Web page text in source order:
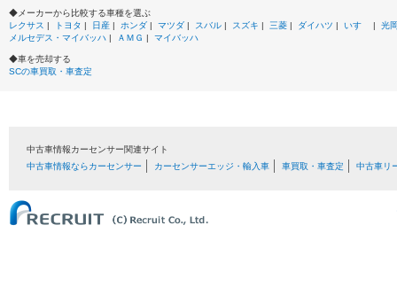
◆メーカーから比較する車種を選ぶ
レクサス | トヨタ | 日産 | ホンダ | マツダ | スバル | スズキ | 三菱 | ダイハツ | いすゞ |
光
メルセデス・マイバッハ | ＡＭＧ | マイバッハ
◆車を売却する
SCの車買取・車査定
中古車情報カーセンサー関連サイト
中古車情報ならカーセンサー
カーセンサーエッジ・輸入車 車買取・車査定 中古車リ